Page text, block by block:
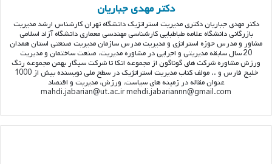
دکتر مهدی جباریان
دکتر مهدی جباریان دکتری مدیریت استراتژیک دانشگاه تهران کارشناس ارشد مدیریت
بازرگانی دانشگاه علامه طباطبایی کارشناسی مهندسی معماری دانشگاه آزاد اسلامی
مشاور و مدرس حوزه استراتژی و مدیریت مدرس سازمان مدیریت صنعتی استان همدان
20 سال سابقه مدیریتی و اجرایی در مشاوره مدیریت، صنعت ساختمان و مدیریت
ورزش مشاوره شرکت های گوناگون از مجموعه اتکا تا شرکت سیگار بهمن مجموعه رنگ
خلیج فارس و .. مولف کتاب مدیریت استراتژیک در سطح ملی نویسنده بیش از 1000
عنوان مقاله در زمینه های سیاست، ورزش، مدیریت و اقتصاد
mahdi.jabarian@ut.ac.ir mehdi.jabariannn@gmail.com